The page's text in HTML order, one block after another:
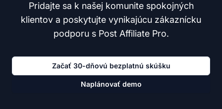
Pridajte sa k našej komunite spokojných
klientov a poskytujte vynikajúcu zákaznícku
podporu s Post Affiliate Pro.
Začať 30-dňovú bezplatnú skúšku
Naplánovať demo